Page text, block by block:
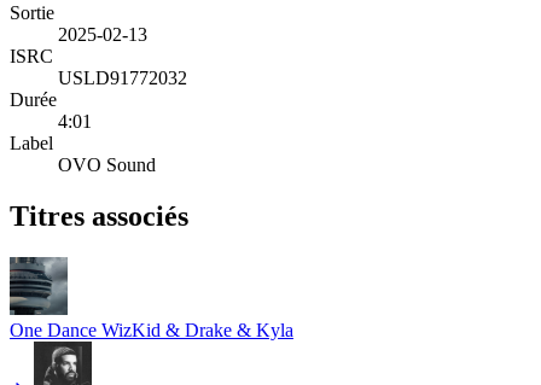
Sortie
2025-02-13
ISRC
USLD91772032
Durée
4:01
Label
OVO Sound
Titres associés
One Dance WizKid & Drake & Kyla